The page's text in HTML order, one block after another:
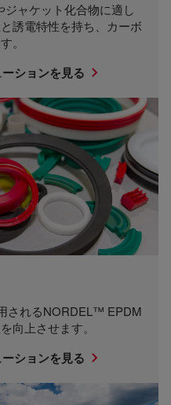
ャケット化合物に適し
誘電特性を持ち、カーボ
。
ションを見る
されるNORDEL™ EPDM
向上させます。
ションを見る